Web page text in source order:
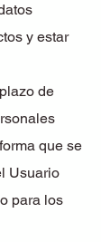
y estar
de
que se
Usuario
para los